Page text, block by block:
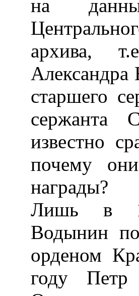
на
архива,
старшего
сержанта
известно
почему
награды?
Лишь в
Водынин
орденом
году Петр